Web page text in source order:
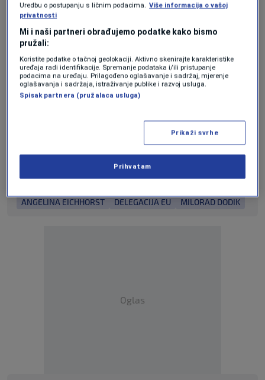
Dodik bi se nakon sastanka trebao obratiti
javnosti, a Eichhorst sastati sa članovima
Predsjedništva BiH.
kao i putem aplikacija
Više tema kao što je ova?
ANGELINA EICHHORST DELEGACIJA EU MILORAD DODIK
Oglas
Uredbu o postupanju s ličnim podacima. Više informacija o vašoj
privatnosti
Mi i naši partneri obrađujemo podatke kako bismo
pružali:
Koristite podatke o tačnoj geolokaciji. Aktivno skenirajte karakteristike
uređaja radi identifikacije. Spremanje podataka i/ili pristupanje
podacima na uređaju. Prilagođeno oglašavanje i sadržaj, mjerenje
oglašavanja i sadržaja, istraživanje publike i razvoj usluga.
Spisak partnera (pružalaca usluga)
Prikaži svrhe
Prihvatam